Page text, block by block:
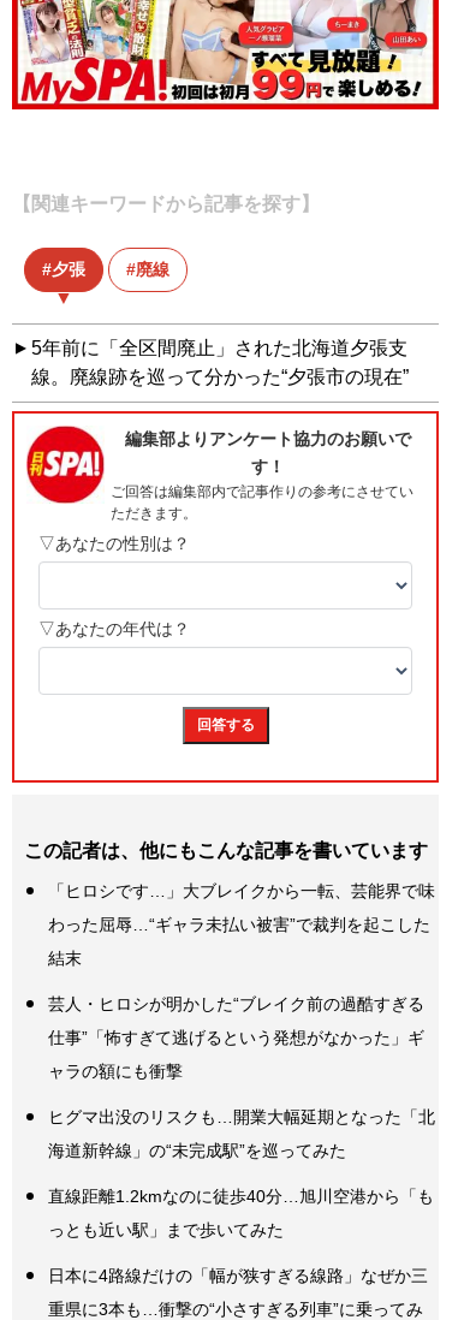
【関連キーワードから記事を探す】
夕張 廃線
5年前に「全区間廃止」された北海道夕張支
線。廃線跡を巡って分かった“夕張市の現在”
この記者は、他にもこんな記事を書いています
「ヒロシです…」大ブレイクから一転、芸能界で味
わった屈辱…“ギャラ未払い被害”で裁判を起こした
結末
芸人・ヒロシが明かした“ブレイク前の過酷すぎる
仕事”「怖すぎて逃げるという発想がなかった」ギ
ャラの額にも衝撃
ヒグマ出没のリスクも…開業大幅延期となった「北
海道新幹線」の“未完成駅”を巡ってみた
直線距離1.2kmなのに徒歩40分…旭川空港から「も
っとも近い駅」まで歩いてみた
日本に4路線だけの「幅が狭すぎる線路」なぜか三
重県に3本も…衝撃の“小さすぎる列車”に乗ってみ